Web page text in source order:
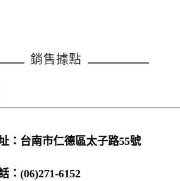
銷售據點
：台南市仁德區太子路55號
：(06)271-6152